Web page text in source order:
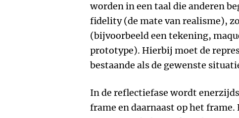
worden in een taal die anderen
fidelity (de mate van realisme),
(bijvoorbeeld een tekening,
prototype). Hierbij moet de
bestaande als de gewenste
In de reflectiefase wordt
frame en daarnaast op het